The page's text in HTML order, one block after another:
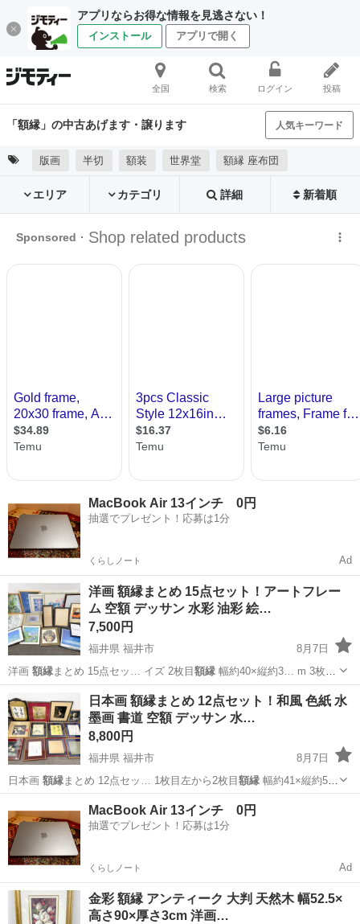
アプリならお得な情報を見逃さない！
インストール アプリで開く
全国 検索 ログイン 投稿
「額縁」の中古あげます・譲ります 人気キーワード
版画 半切 額装 世界堂 額縁 座布団
エリア カテゴリ 詳細 新着順
MacBook Air 13インチ 0円
抽選でプレゼント！応募は1分
くらしノート Ad
洋画 額縁まとめ 15点セット！アートフレー
ム 空額 デッサン 水彩 油彩 絵…
7,500円
福井県 福井市
8月7日
洋画 額縁 まとめ 15点セッ… イズ 2枚目 額縁幅約40×縦約3… m 3枚目
左額縁幅約40×縦約5…
福井市 その他
日本画 額縁まとめ 12点セット！和風 色紙 水
墨画 書道 空額 デッサン 水…
8,800円
福井県 福井市
8月7日
日本画 額縁まとめ 12点セッ… 1枚目左から2枚目 額縁幅約41×縦約5…
1枚目左下額縁幅約38×縦約4…
MacBook Air 13インチ 0円
抽選でプレゼント！応募は1分
くらしノート Ad
金彩 額縁 アンティーク 大判 天然木 幅52.5×
高さ90×厚さ3cm 洋画…